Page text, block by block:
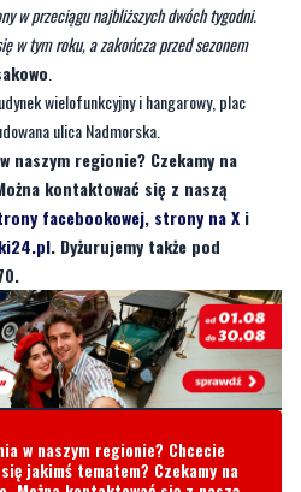
wielofunkcyjny i hangarowy, plac
ulica Nadmorska.
regionie? Czekamy na
kontaktować się z naszą
facebookowej,strony na X
. Dyżurujemy także pod
w naszym regionie? Chcecie
jakimś tematem? Czekamy na
Można kontaktować się z naszą
Dyżurujemy także pod numerem